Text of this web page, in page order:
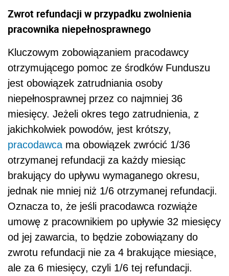
Zwrot refundacji w przypadku zwolnienia
pracownika niepełnosprawnego
Kluczowym zobowiązaniem pracodawcy
otrzymującego pomoc ze środków Funduszu
jest obowiązek zatrudniania osoby
niepełnosprawnej przez co najmniej 36
miesięcy. Jeżeli okres tego zatrudnienia, z
jakichkolwiek powodów, jest krótszy,
pracodawca ma obowiązek zwrócić 1/36
otrzymanej refundacji za każdy miesiąc
brakujący do upływu wymaganego okresu,
jednak nie mniej niż 1/6 otrzymanej refundacji.
Oznacza to, że jeśli pracodawca rozwiąże
umowę z pracownikiem po upływie 32 miesięcy
od jej zawarcia, to będzie zobowiązany do
zwrotu refundacji nie za 4 brakujące miesiące,
ale za 6 miesięcy, czyli 1/6 tej refundacji.